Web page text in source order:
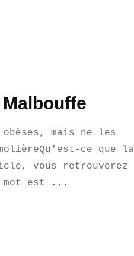
mais ne les
ce que la
vous retrouverez
est
...